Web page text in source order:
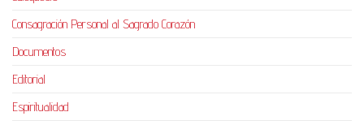
Consagración Personal al Sagrado Corazón
Documentos
Editorial
Espiritualidad